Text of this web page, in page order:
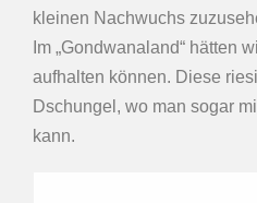
kleinen Nachwuchs
Im „Gondwanaland“ hätten
aufhalten können. Diese
Dschungel, wo man sogar
kann.